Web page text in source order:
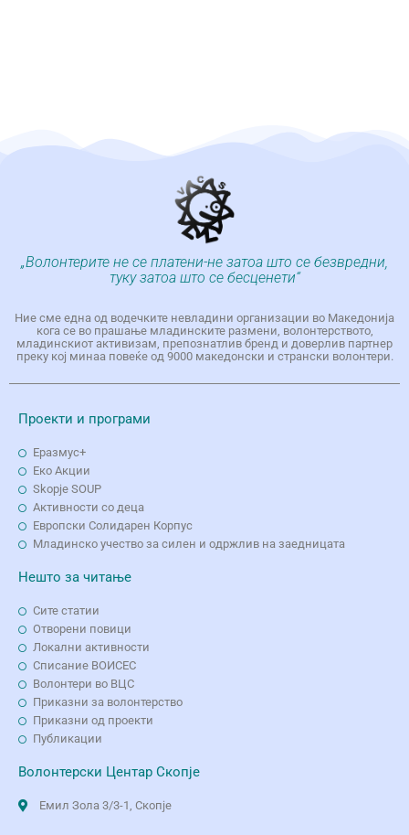
„Волонтерите не се платени-не затоа што се безвредни,
туку затоа што се бесценети“
Ние сме една од водечките невладини организации во Македонија
кога се во прашање младинските размени, волонтерството,
младинскиот активизам, препознатлив бренд и доверлив партнер
преку кој минаа повеќе од 9000 македонски и странски волонтери.
Проекти и програми
Еразмус+
Еко Aкции
Skopje SOUP
Активности со деца
Европски Солидарен Корпус
Младинско учество за силен и одржлив на заедницата
Нешто за читање
Сите статии
Отворени повици
Локални активности
Списание ВОИСЕС
Волонтери во ВЦС
Приказни за волонтерство
Приказни од проекти
Публикации
Волонтерски Центар Скопје
Емил Зола 3/3-1, Скопје